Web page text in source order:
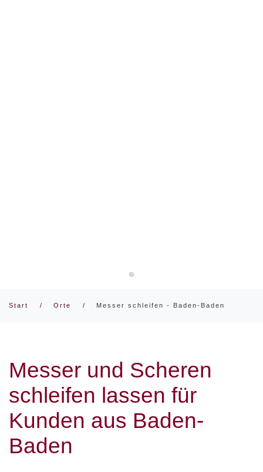
Start Orte Messer schleifen - Baden-Baden
Messer und Scheren
schleifen lassen für
Kunden aus Baden-
Baden